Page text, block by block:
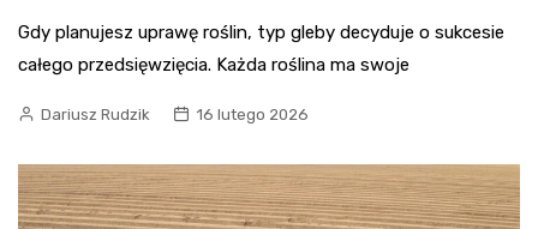
Gdy planujesz uprawę roślin, typ gleby decyduje o sukcesie
całego przedsięwzięcia. Każda roślina ma swoje
Dariusz Rudzik 16 lutego 2026